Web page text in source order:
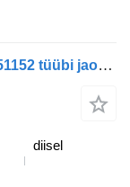
Roolisammas ZF Lenksysteme 7360051152 tüübi jaoks sadulveoki MAN TGL, TGM, TGS, TGX (2005-2021)
diisel